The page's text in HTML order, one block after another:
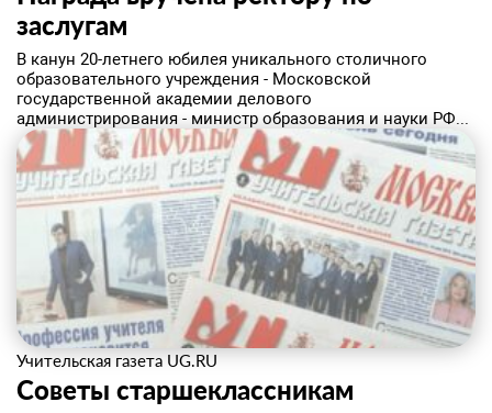
заслугам
​В канун 20-летнего юбилея уникального столичного
образовательного учреждения - Московской
государственной академии делового
администрирования - министр образования и науки РФ...
Учительская газета UG.RU
​Советы старшеклассникам